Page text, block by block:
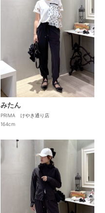
みたん
PRIMA けやき通り店
164cm